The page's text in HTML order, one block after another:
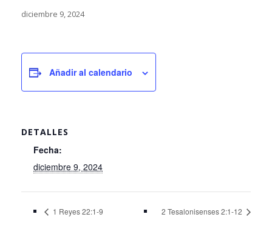
diciembre 9, 2024
Añadir al calendario
DETALLES
Fecha:
diciembre 9, 2024
1 Reyes 22:1-9 2 Tesalonisenses 2:1-12